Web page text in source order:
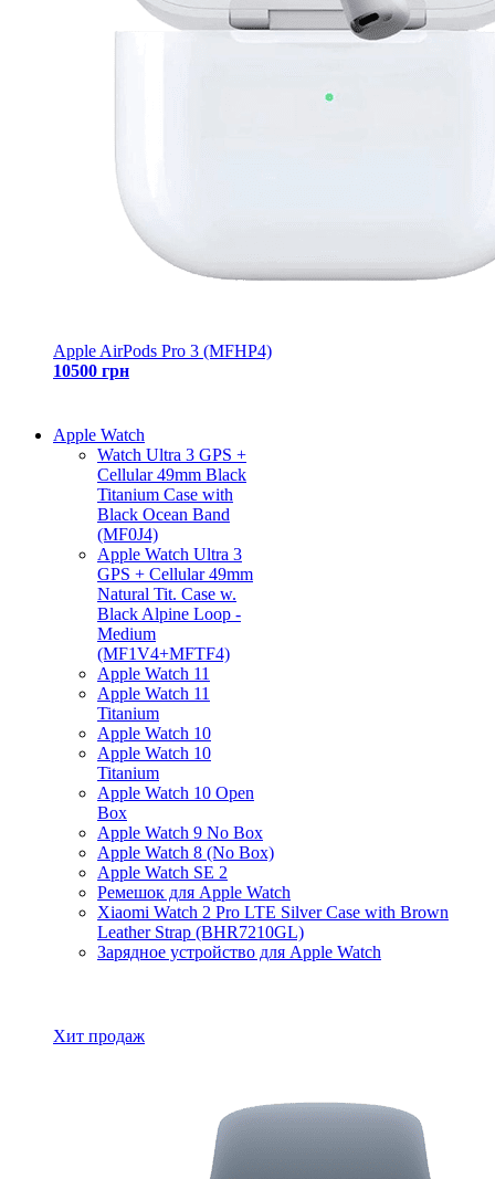
Apple AirPods Pro 3 (MFHP4)
10500 грн
Apple Watch
Watch Ultra 3 GPS +
Cellular 49mm Black
Titanium Case with
Black Ocean Band
(MF0J4)
Apple Watch Ultra 3
GPS + Cellular 49mm
Natural Tit. Case w.
Black Alpine Loop -
Medium
(MF1V4+MFTF4)
Apple Watch 11
Apple Watch 11
Titanium
Apple Watch 10
Apple Watch 10
Titanium
Apple Watch 10 Open
Box
Apple Watch 9 No Box
Apple Watch 8 (No Box)
Apple Watch SE 2
Ремешок для Apple Watch
Xiaomi Watch 2 Pro LTE Silver Case with Brown
Leather Strap (BHR7210GL)
Зарядное устройство для Apple Watch
Хит продаж